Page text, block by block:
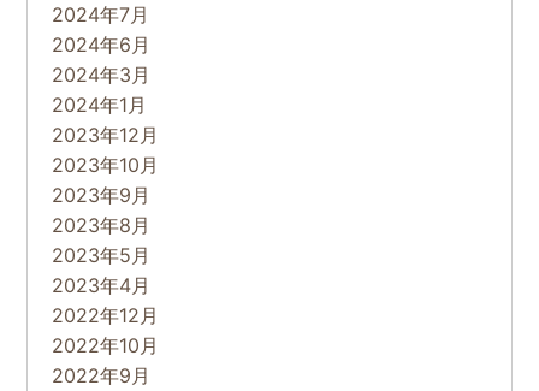
2024年7月
2024年6月
2024年3月
2024年1月
2023年12月
2023年10月
2023年9月
2023年8月
2023年5月
2023年4月
2022年12月
2022年10月
2022年9月